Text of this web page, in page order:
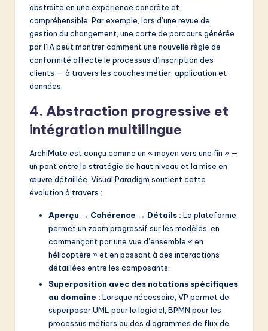
abstraite en une expérience concrète et
compréhensible. Par exemple, lors d’une revue de
gestion du changement, une carte de parcours générée
par l’IA peut montrer comment une nouvelle règle de
conformité affecte le processus d’inscription des
clients — à travers les couches métier, application et
données.
4. Abstraction progressive et
intégration multilingue
ArchiMate est conçu comme un « moyen vers une fin » —
un pont entre la stratégie de haut niveau et la mise en
œuvre détaillée. Visual Paradigm soutient cette
évolution à travers :
Aperçu → Cohérence → Détails : La plateforme
permet un zoom progressif sur les modèles, en
commençant par une vue d’ensemble « en
hélicoptère » et en passant à des interactions
détaillées entre les composants.
Superposition avec des notations spécifiques
au domaine : Lorsque nécessaire, VP permet de
superposer UML pour le logiciel, BPMN pour les
processus métiers ou des diagrammes de flux de